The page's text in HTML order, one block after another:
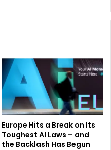
Europe Hits a Break on Its
Toughest AI Laws – and
the Backlash Has Begun